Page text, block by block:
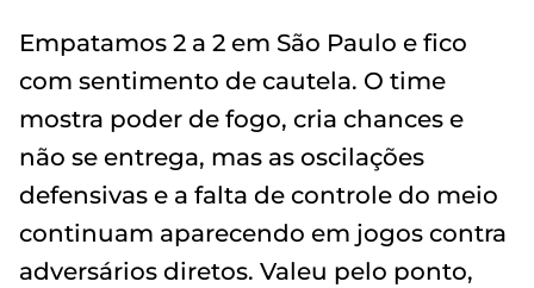
Empatamos 2 a 2 em São Paulo e fico
com sentimento de cautela. O time
mostra poder de fogo, cria chances e
não se entrega, mas as oscilações
defensivas e a falta de controle do meio
continuam aparecendo em jogos contra
adversários diretos. Valeu pelo ponto,